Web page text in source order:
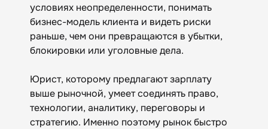
условиях неопределенности, понимать
бизнес-модель клиента и видеть риски
раньше, чем они превращаются в убытки,
блокировки или уголовные дела.
Юрист, которому предлагают зарплату
выше рыночной, умеет соединять право,
технологии, аналитику, переговоры и
стратегию. Именно поэтому рынок быстро